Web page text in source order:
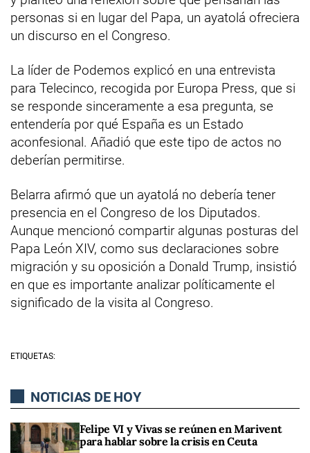
personas si en lugar del Papa, un ayatolá ofreciera
un discurso en el Congreso.
La líder de Podemos explicó en una entrevista
para Telecinco, recogida por Europa Press, que si
se responde sinceramente a esa pregunta, se
entendería por qué España es un Estado
aconfesional. Añadió que este tipo de actos no
deberían permitirse.
Belarra afirmó que un ayatolá no debería tener
presencia en el Congreso de los Diputados.
Aunque mencionó compartir algunas posturas del
Papa León XIV, como sus declaraciones sobre
migración y su oposición a Donald Trump, insistió
en que es importante analizar políticamente el
significado de la visita al Congreso.
ETIQUETAS:
NOTICIAS DE HOY
Felipe VI y Vivas se reúnen en Marivent
para hablar sobre la crisis en Ceuta